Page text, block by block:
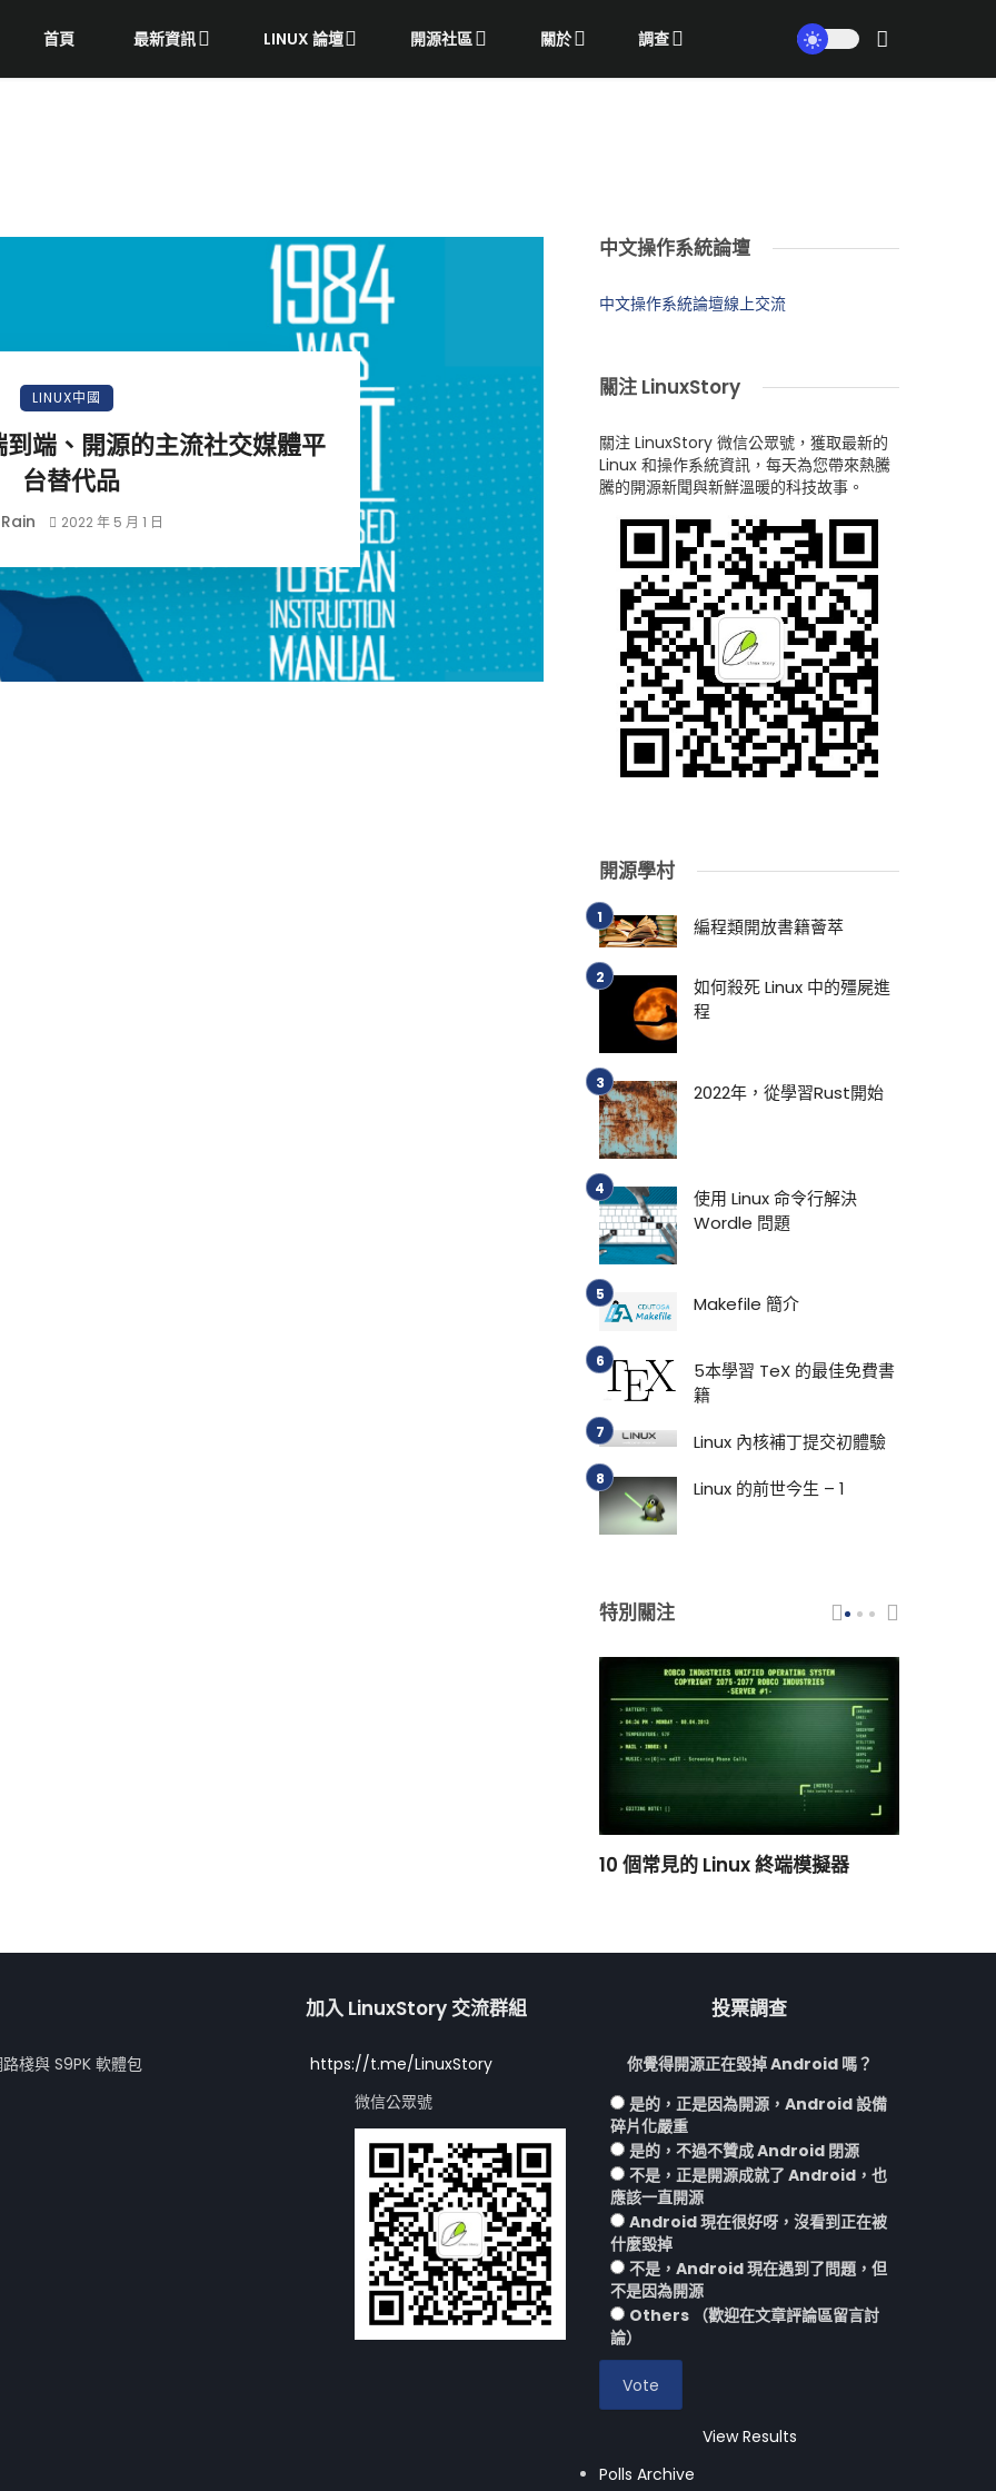
首頁 最新資訊 LINUX 論壇 開源社區 關於 調查
LINUX中國
端、開源的主流社交媒體平
台替代品
Rain 2022 年 5 月 1 日
中文操作系統論壇
中文操作系統論壇線上交流
關注 LinuxStory
關注 LinuxStory 微信公眾號，獲取最新的
Linux 和操作系統資訊，每天為您帶來熱騰
騰的開源新聞與新鮮溫暖的科技故事。
開源學村
編程類開放書籍薈萃
如何殺死 Linux 中的殭屍進
程
2022年，從學習Rust開始
使用 Linux 命令行解決
Wordle 問題
Makefile 簡介
5本學習 TeX 的最佳免費書
籍
Linux 內核補丁提交初體驗
Linux 的前世今生 – 1
特別關注
10 個常見的 Linux 終端模擬器
棧與 S9PK 軟體包
加入 LinuxStory 交流群組
https://t.me/LinuxStory
微信公眾號
投票調查
你覺得開源正在毀掉 Android 嗎？
是的，正是因為開源，Android 設備
碎片化嚴重
是的，不過不贊成 Android 閉源
不是，正是開源成就了 Android，也
應該一直開源
Android 現在很好呀，沒看到正在被
什麼毀掉
不是，Android 現在遇到了問題，但
不是因為開源
Others （歡迎在文章評論區留言討
論）
View Results
Polls Archive